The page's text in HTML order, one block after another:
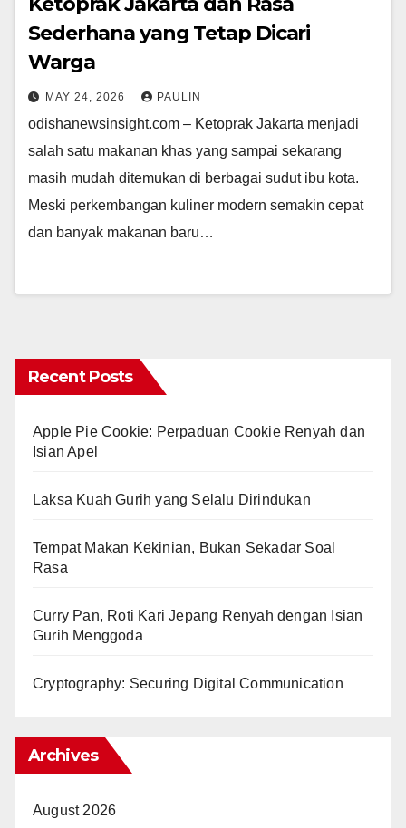
Sederhana yang Tetap Dicari
Warga
MAY 24, 2026 PAULIN
odishanewsinsight.com – Ketoprak Jakarta menjadi
salah satu makanan khas yang sampai sekarang
masih mudah ditemukan di berbagai sudut ibu kota.
Meski perkembangan kuliner modern semakin cepat
dan banyak makanan baru…
Recent Posts
Apple Pie Cookie: Perpaduan Cookie Renyah dan
Isian Apel
Laksa Kuah Gurih yang Selalu Dirindukan
Tempat Makan Kekinian, Bukan Sekadar Soal
Rasa
Curry Pan, Roti Kari Jepang Renyah dengan Isian
Gurih Menggoda
Cryptography: Securing Digital Communication
Archives
August 2026